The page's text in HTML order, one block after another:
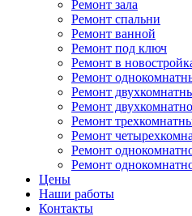
Ремонт зала
Ремонт спальни
Ремонт ванной
Ремонт под ключ
Ремонт в
Ремонт
Ремонт
Ремонт
Ремонт
Ремонт
Ремонт
Ремонт
Цены
Наши работы
Контакты